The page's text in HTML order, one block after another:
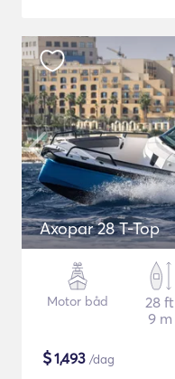
Axopar 28 T-Top
Motor båd
28 ft
9 m
$1,493 /dag